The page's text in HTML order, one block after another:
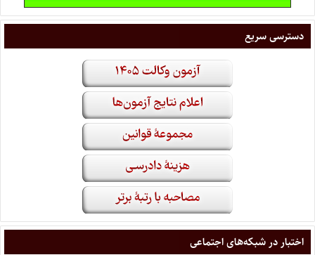
دسترسی سریع
اختبار در شبکه‌های اجتماعی